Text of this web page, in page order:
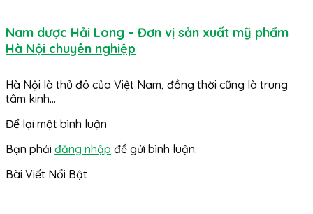
Nam dược Hải Long – Đơn vị sản xuất mỹ phẩm
Hà Nội chuyên nghiệp
Hà Nội là thủ đô của Việt Nam, đồng thời cũng là trung
tâm kinh...
Để lại một bình luận
Bạn phải đăng nhập để gửi bình luận.
Bài Viết Nổi Bật